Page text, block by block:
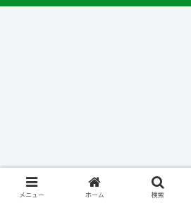
メニュー ホーム 検索